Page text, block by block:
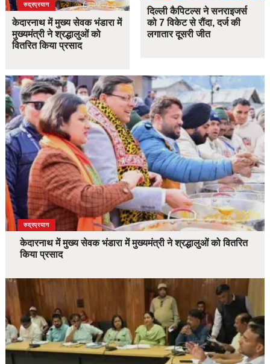
उत्तराखंड
देश
रुद्रप्रयाग
केदारनाथ में मुख्य सेवक भंडारा में
मुख्यमंत्री ने श्रद्धालुओं को
वितरित किया प्रसाद
दिल्ली कैपिटल्स ने सनराइजर्स
को 7 विकेट से रौंदा, दर्ज की
लगातार दूसरी जीत
उत्तराखंड
देश
रुद्रप्रयाग
केदारनाथ में मुख्य सेवक भंडारा में मुख्यमंत्री ने श्रद्धालुओं को वितरित
किया प्रसाद